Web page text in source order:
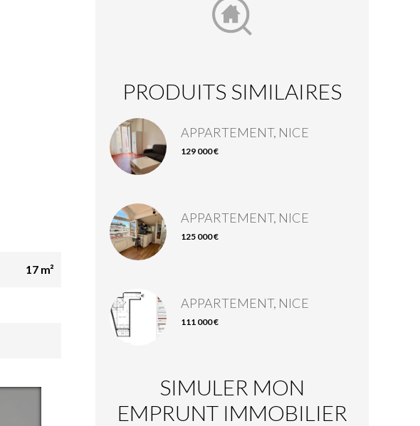
17 m²
PRODUITS SIMILAIRES
APPARTEMENT, NICE
129 000 €
APPARTEMENT, NICE
125 000 €
APPARTEMENT, NICE
111 000 €
SIMULER MON
EMPRUNT IMMOBILIER